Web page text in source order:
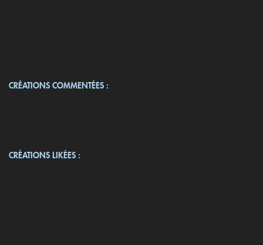
CRÉATIONS COMMENTÉES :
CRÉATIONS LIKÉES :